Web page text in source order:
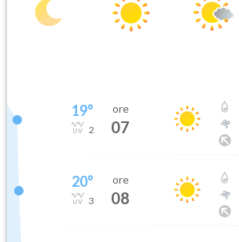
19°
2
ore
07
20°
3
ore
08